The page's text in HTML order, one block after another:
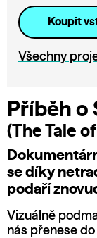
Koupit
Všechny
Příběh o
(The Tale
se díky
podaří
Vizuálně
nás přenese